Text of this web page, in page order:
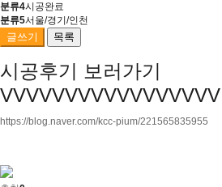
분류4시공완료
분류5서울/경기/인천
글쓰기 목록
시공후기 보러가기
VVVVVVVVVVVVVVVVV
https://blog.naver.com/kcc-pium/221565835955